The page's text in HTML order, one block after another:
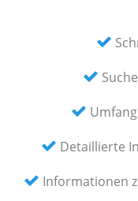
Detaillierte
Informationen